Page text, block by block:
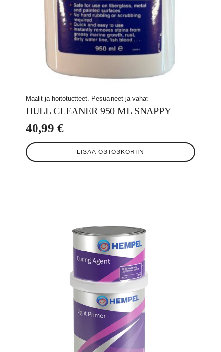
Maalit ja hoitotuotteet, Pesuaineet ja vahat
HULL CLEANER 950 ML SNAPPY
40,99 €
LISÄÄ OSTOSKORIIN